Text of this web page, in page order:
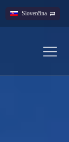
Slovenčina